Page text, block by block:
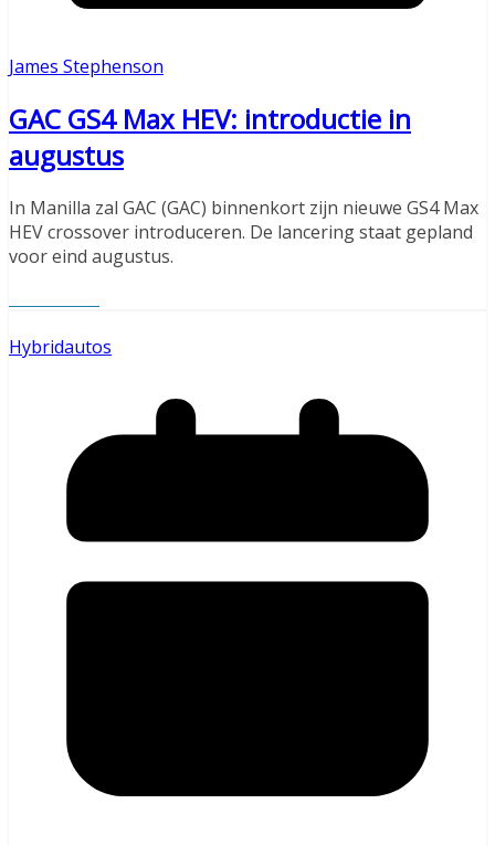
James Stephenson
GAC GS4 Max HEV: introductie in
augustus
In Manilla zal GAC (GAC) binnenkort zijn nieuwe GS4 Max
HEV crossover introduceren. De lancering staat gepland
voor eind augustus.
Hybridautos